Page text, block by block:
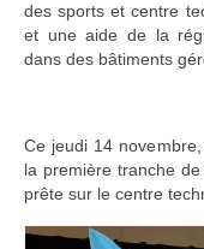
LE WATT
Les
des sports et centre
et une aide de la
dans des bâtiments
Ce jeudi 14
la première tranche
prête sur le centre